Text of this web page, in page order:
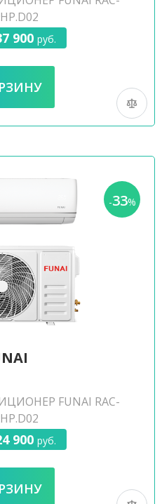
900 руб.
-33%
FUNAI RAC-
900 руб.